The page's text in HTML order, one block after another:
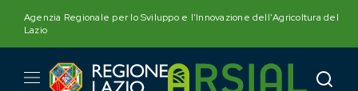
content
Agenzia Regionale per lo Sviluppo e l'Innovazione dell'Agricoltura del
Lazio